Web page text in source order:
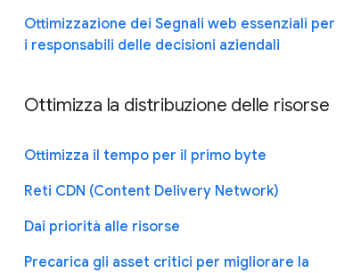
Ottimizzazione dei Segnali web essenziali per
i responsabili delle decisioni aziendali
Ottimizza la distribuzione delle risorse
Ottimizza il tempo per il primo byte
Reti CDN (Content Delivery Network)
Dai priorità alle risorse
Precarica gli asset critici per migliorare la